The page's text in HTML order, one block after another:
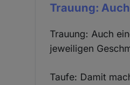
Trauung:
Trauung: Auch
jeweiligen
Taufe: Damit